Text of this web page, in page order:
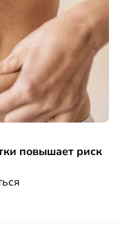
повышает риск